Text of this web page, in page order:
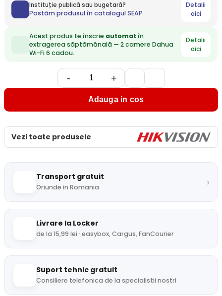
Instituție publică sau bugetară?
Postăm produsul în catalogul SEAP
Detalii
aici
Acest produs te înscrie automat în
extragerea săptămânală — 2 camere Dahua
Wi-Fi 6 cadou.
Detalii
aici
- +
Adauga in cos
Vezi toate produsele
Transport gratuit
Oriunde in Romania ›
Livrare la Locker
de la 15,99 lei · easybox, Cargus, FanCourier
Suport tehnic gratuit
Consiliere telefonica de la specialistii nostri